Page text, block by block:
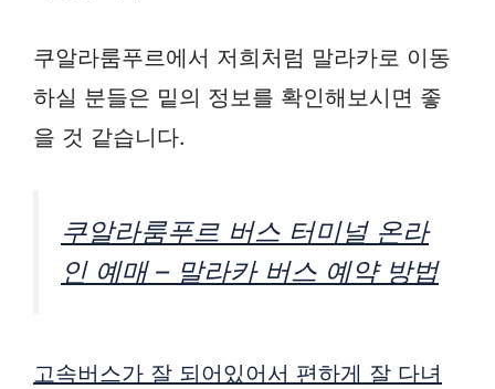
쿠알라룸푸르에서 저희처럼 말라카로 이동
하실 분들은 밑의 정보를 확인해보시면 좋
을 것 같습니다.
쿠알라룸푸르 버스 터미널 온라
인 예매 – 말라카 버스 예약 방법
고속버스가 잘 되어있어서 편하게 잘 다녀